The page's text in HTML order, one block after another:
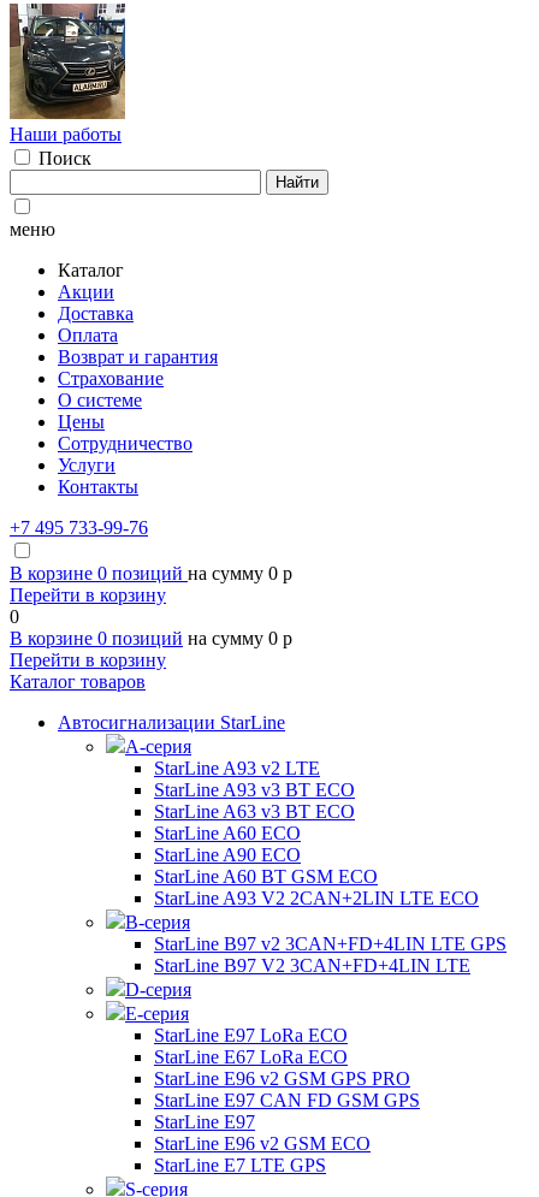
Наши работы
Поиск
Найти
меню
Каталог
Акции
Доставка
Оплата
Возврат и гарантия
Страхование
О системе
Цены
Сотрудничество
Услуги
Контакты
+7 495 733-99-76
В корзине 0 позиций на сумму 0 p
Перейти в корзину
0
В корзине 0 позиций на сумму 0 p
Перейти в корзину
Каталог товаров
Автосигнализации StarLine
А-серия
StarLine A93 v2 LTE
StarLine A93 v3 BT ECO
StarLine A63 v3 BT ECO
StarLine A60 ECO
StarLine A90 ECO
StarLine A60 BT GSM ECO
StarLine A93 V2 2CAN+2LIN LTE ECO
B-серия
StarLine B97 v2 3CAN+FD+4LIN LTE GPS
StarLine B97 V2 3CAN+FD+4LIN LTE
D-серия
E-серия
StarLine E97 LoRa ECO
StarLine E67 LoRa ECO
StarLine E96 v2 GSM GPS PRO
StarLine E97 CAN FD GSM GPS
StarLine E97
StarLine E96 v2 GSM ECO
StarLine E7 LTE GPS
S-серия